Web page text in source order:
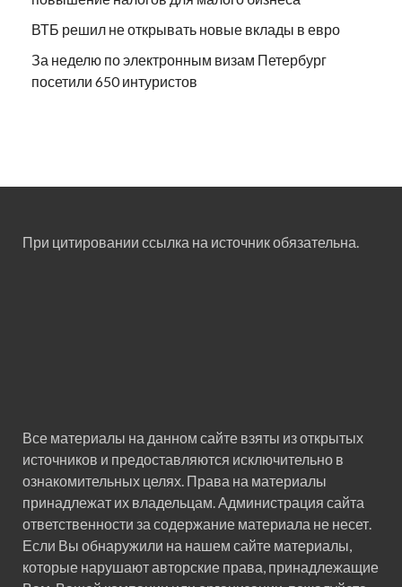
ВТБ решил не открывать новые вклады в евро
За неделю по электронным визам Петербург
посетили 650 интуристов
При цитировании ссылка на источник обязательна.
Все материалы на данном сайте взяты из открытых
источников и предоставляются исключительно в
ознакомительных целях. Права на материалы
принадлежат их владельцам. Администрация сайта
ответственности за содержание материала не несет.
Если Вы обнаружили на нашем сайте материалы,
которые нарушают авторские права, принадлежащие